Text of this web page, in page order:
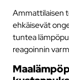
Ammattilaisen
ehkäisevät
tuntea
reagoinnin